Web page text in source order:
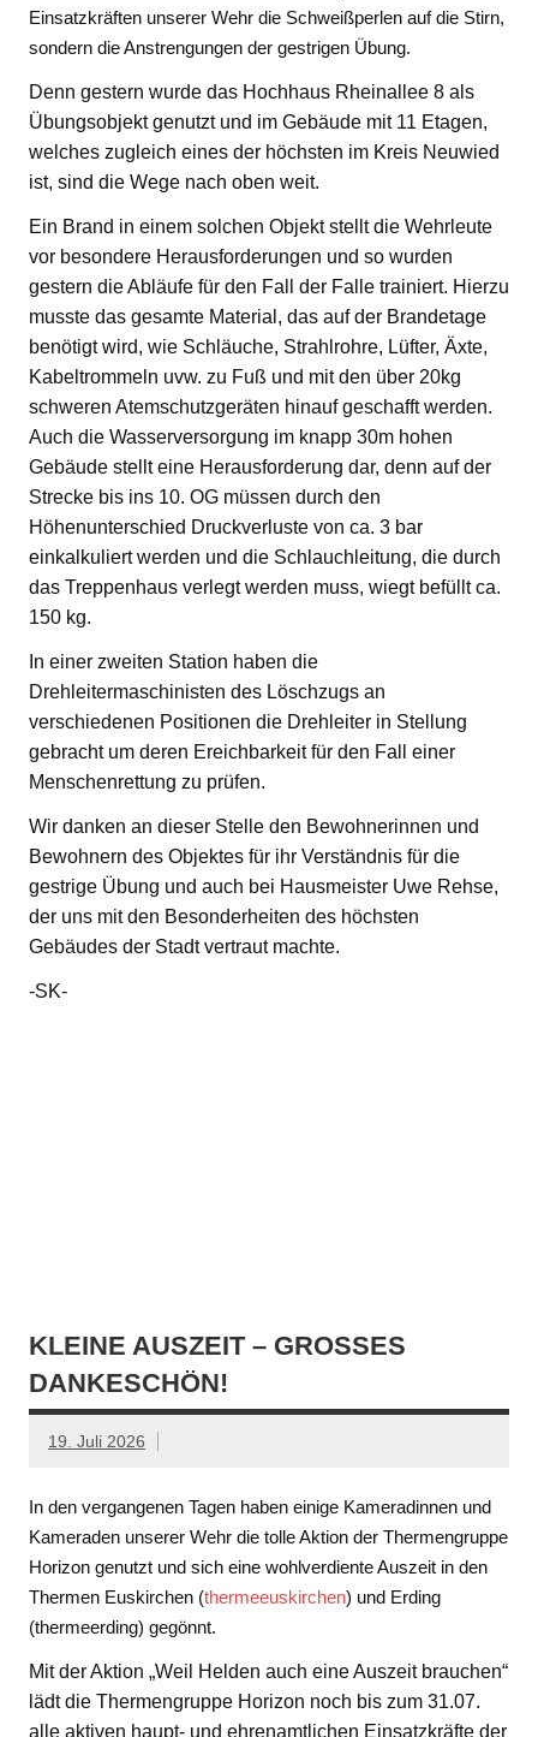
Einsatzkräften unserer Wehr die Schweißperlen auf die Stirn,
sondern die Anstrengungen der gestrigen Übung.
Denn gestern wurde das Hochhaus Rheinallee 8 als
Übungsobjekt genutzt und im Gebäude mit 11 Etagen,
welches zugleich eines der höchsten im Kreis Neuwied
ist, sind die Wege nach oben weit.
Ein Brand in einem solchen Objekt stellt die Wehrleute
vor besondere Herausforderungen und so wurden
gestern die Abläufe für den Fall der Falle trainiert. Hierzu
musste das gesamte Material, das auf der Brandetage
benötigt wird, wie Schläuche, Strahlrohre, Lüfter, Äxte,
Kabeltrommeln uvw. zu Fuß und mit den über 20kg
schweren Atemschutzgeräten hinauf geschafft werden.
Auch die Wasserversorgung im knapp 30m hohen
Gebäude stellt eine Herausforderung dar, denn auf der
Strecke bis ins 10. OG müssen durch den
Höhenunterschied Druckverluste von ca. 3 bar
einkalkuliert werden und die Schlauchleitung, die durch
das Treppenhaus verlegt werden muss, wiegt befüllt ca.
150 kg.
In einer zweiten Station haben die
Drehleitermaschinisten des Löschzugs an
verschiedenen Positionen die Drehleiter in Stellung
gebracht um deren Ereichbarkeit für den Fall einer
Menschenrettung zu prüfen.
Wir danken an dieser Stelle den Bewohnerinnen und
Bewohnern des Objektes für ihr Verständnis für die
gestrige Übung und auch bei Hausmeister Uwe Rehse,
der uns mit den Besonderheiten des höchsten
Gebäudes der Stadt vertraut machte.
-SK-
KLEINE AUSZEIT – GROSSES D
ANKESCHÖN!
19. Juli 2026
In den vergangenen Tagen haben einige Kameradinnen und
Kameraden unserer Wehr die tolle Aktion der Thermengruppe
Horizon genutzt und sich eine wohlverdiente Auszeit in den
Thermen Euskirchen (thermeeuskirchen) und Erding
(thermeerding) gegönnt.
Mit der Aktion „Weil Helden auch eine Auszeit brauchen“
lädt die Thermengruppe Horizon noch bis zum 31.07.
alle aktiven haupt- und ehrenamtlichen Einsatzkräfte der